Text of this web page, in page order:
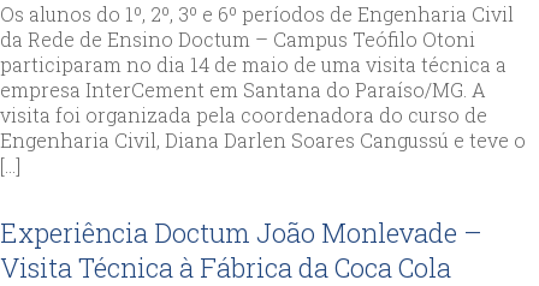
Os alunos do 1º, 2º, 3º e 6º períodos de Engenharia Civil
da Rede de Ensino Doctum – Campus Teófilo Otoni
participaram no dia 14 de maio de uma visita técnica a
empresa InterCement em Santana do Paraíso/MG. A
visita foi organizada pela coordenadora do curso de
Engenharia Civil, Diana Darlen Soares Cangussú e teve o
[…]
Experiência Doctum João Monlevade –
Visita Técnica à Fábrica da Coca Cola